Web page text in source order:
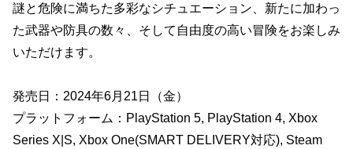
謎と危険に満ちた多彩なシチュエーション、新たに加わっ
た武器や防具の数々、そして自由度の高い冒険をお楽しみ
いただけます。
発売日：2024年6月21日（金）
プラットフォーム：PlayStation 5, PlayStation 4, Xbox
Series X|S, Xbox One(SMART DELIVERY対応), Steam